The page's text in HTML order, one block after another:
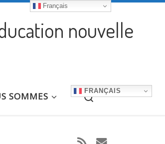
nouvelle
SOMMES FRANÇAIS
Search
Français